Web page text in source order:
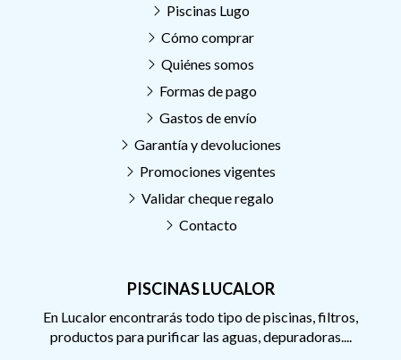
PISCINAS LUCALOR
En Lucalor encontrarás todo tipo de piscinas, filtros,
productos para purificar las aguas, depuradoras....
Piscinas Lugo
Cómo comprar
Quiénes somos
Formas de pago
Gastos de envío
Garantía y devoluciones
Promociones vigentes
Validar cheque regalo
Contacto